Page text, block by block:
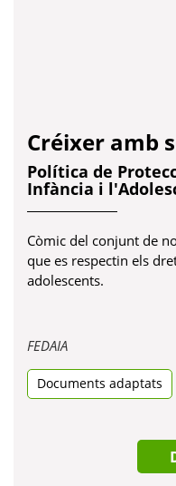
Créixer amb
Política de
Infància i
Còmic del conjunt de
que es respectin els
adolescents.
FEDAIAObre
en
una
pestanya
Documents adaptats